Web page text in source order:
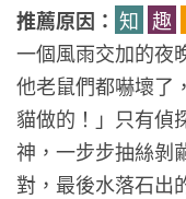
推薦原因： 知 趣
一個風雨交加的夜
他老鼠們都嚇壞了
貓做的！」只有偵
神，一步步抽絲剝
對，最後水落石出